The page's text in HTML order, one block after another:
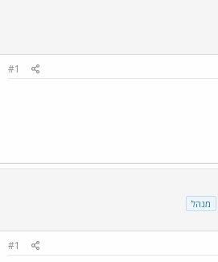
#1
מנהל
#1